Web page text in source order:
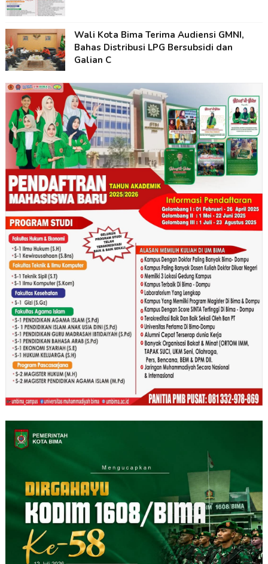
Wali Kota Bima Terima Audiensi GMNI,
Bahas Distribusi LPG Bersubsidi dan
Galian C